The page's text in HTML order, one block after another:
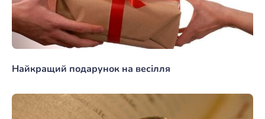
Найкращий подарунок на весілля